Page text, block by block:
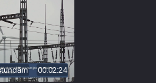
00:02:24